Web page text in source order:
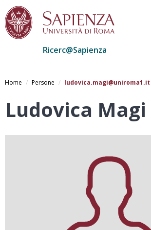
al
Ricerc@Sapienza
Home Persone ludovica.magi@uniroma1.it
Ludovica Magi